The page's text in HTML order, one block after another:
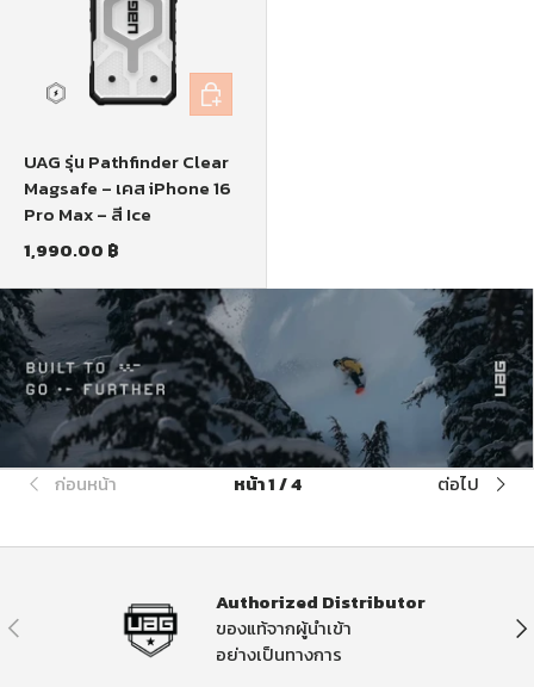
UAG รุ่น Pathfinder Clear
Magsafe – เคส iPhone 16
Pro Max – สี Ice
1,990.00 ฿
หยิบใส่ตะกร้า
ก่อนหน้า หน้า 1 / 4 ต่อไป
ก่อนหน้า ต่อ
Authorized Distributor
ของแท้จากผู้นำเข้า
อย่างเป็นทางการ